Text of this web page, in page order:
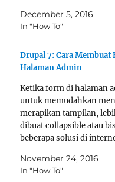
($form, &$form_state){
=
December 5, 2016
In "How To"
Drupal 7: Cara
Halaman Admin
Ketika form di halaman
untuk memudahkan
merapikan tampilan,
dibuat collapsible atau
beberapa solusi di
dan juga bagusnya…
November 24, 2016
In "How To"